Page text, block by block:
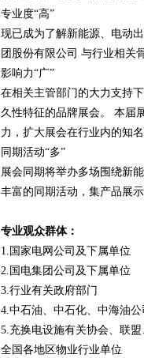
专业度“高”
现已成为了解新能源、电动
团股份有限公司 与行业相关
影响力“广”
在相关主管部门的大力支持
久性特征的品牌展会。 本届
力， 扩大展会在行业内的知
同期活动“多”
展会同期将举办多场围绕新
丰富的同期活动，集产品展
专业观众群体：
1.国家电网公司及下属单位
2.国电集团公司及下属单位
3.行业有关政府部门
4.中石油、中石化、中海油
5.充换电设施有关协会、联
全国各地区物业行业单位